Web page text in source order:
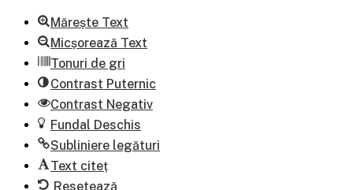
Mărește Text
Micșorează Text
Tonuri de gri
Contrast Puternic
Contrast Negativ
Fundal Deschis
Subliniere legături
Text citeț
Resetează